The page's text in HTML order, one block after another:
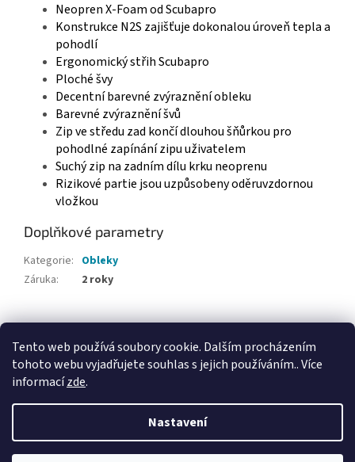
Tento web používá soubory cookie. Dalším procházením
tohoto webu vyjadřujete souhlas s jejich používáním.. Více
informacízde.
Nastavení
Neopren X-Foam od Scubapro
Konstrukce N2S zajišťuje dokonalou úroveň tepla a
pohodlí
Ergonomický střih Scubapro
Ploché švy
Decentní barevné zvýraznění obleku
Barevné zvýraznění švů
Zip ve středu zad končí dlouhou šňůrkou pro
pohodlné zapínání zipu uživatelem
Suchý zip na zadním dílu krku neoprenu
Rizikové partie jsou uzpůsobeny oděruvzdornou
vložkou
Doplňkové parametry
Kategorie: Obleky
Záruka: 2 roky
Z
Webové stránky Divecentra CZ
Vytvořil Shoptet